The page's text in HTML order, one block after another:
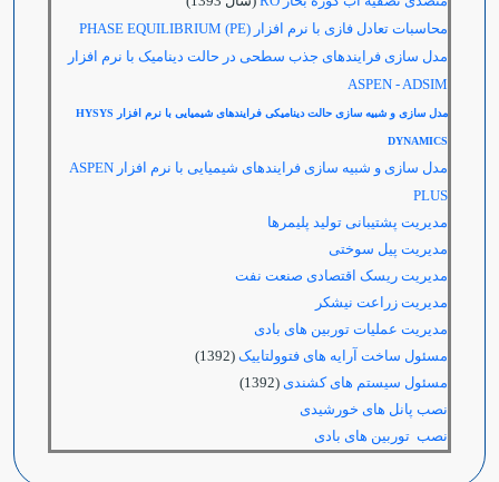
محاسبات تعادل فازی با نرم افزار (PE) PHASE EQUILIBRIUM
مدل سازی فرایندهای جذب سطحی در حالت دینامیک با نرم افزار
ASPEN - ADSIM
مدل سازی و شبیه سازی حالت دینامیکی فرایندهای شیمیایی با نرم افزار HYSYS
DYNAMICS
مدل ‌سازی و شبیه سازی فرایندهای شیمیایی با نرم افزار ASPEN
PLUS
مدیریت پشتیبانی تولید پلیمرها
مدیریت پیل سوختی
مدیریت ریسک اقتصادی صنعت نفت
مدیریت زراعت نیشکر
مدیریت عملیات توربین های بادی
مسئول ساخت آرایه های فتوولتاییک (1392)
مسئول سیستم های کشندی (1392)
نصب پانل های خورشیدی
نصب توربین های بادی